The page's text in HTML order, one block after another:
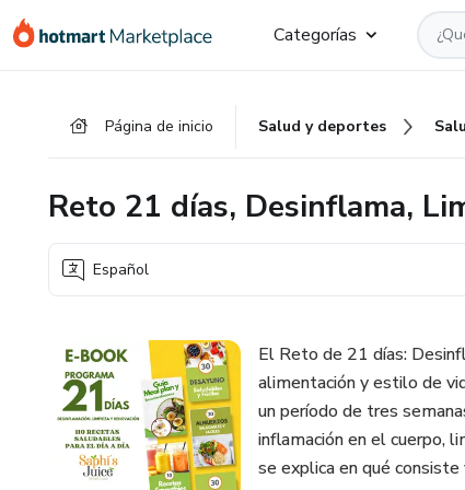
Categorías
Página de inicio Salud y deportes
Reto 21 días, Desinflama,
Español
El Reto de 21 días:
alimentación y estilo de
un período de tres
inflamación en el cuerpo,
se explica en qué